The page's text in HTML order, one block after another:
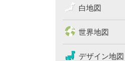
白地図
世界地図
デザイン地図